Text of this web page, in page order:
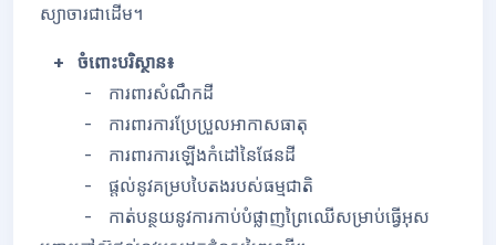
ស្យាចារជាដើម។
+ ចំពោះបរិស្ថាន៖
- ការពារសំណឹកដី
- ការពារការប្រែប្រួលអាកាសធាតុ
- ការពារការឡើងកំដៅនៃផែនដី
- ផ្តល់នូវគម្របបៃតងរបស់ធម្មជាតិ
- កាត់បន្ថយនូវការកាប់បំផ្លាញព្រៃឈើសម្រាប់ធ្វើអុស